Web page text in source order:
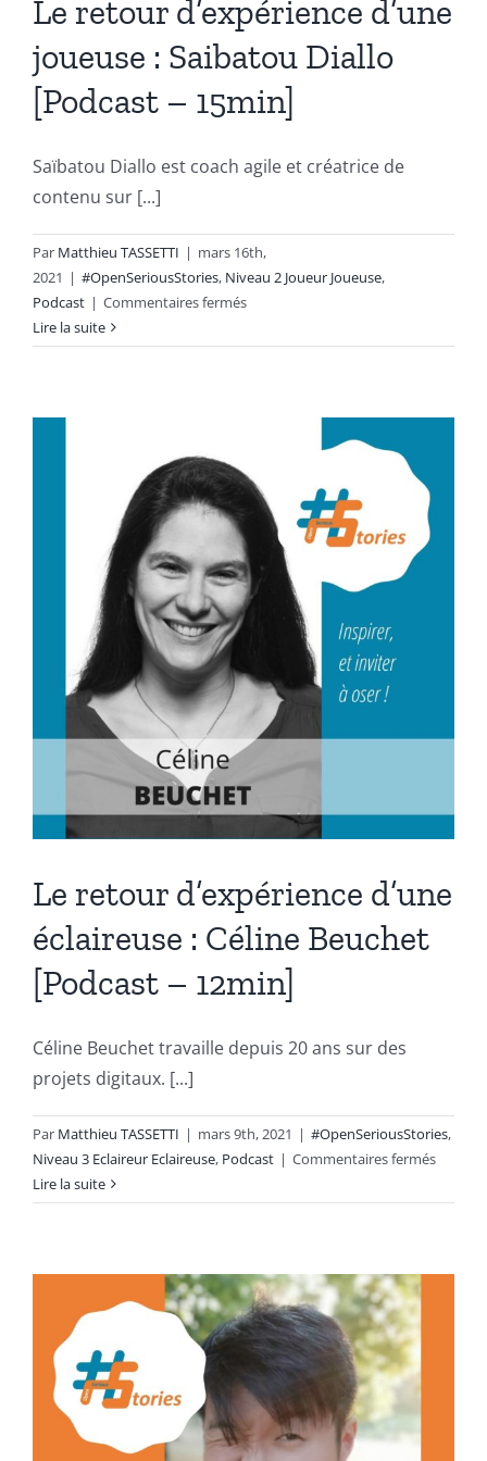
Le retour d’expérience d’une
joueuse : Saibatou Diallo
[Podcast – 15min]
Saïbatou Diallo est coach agile et créatrice de
contenu sur [...]
Par Matthieu TASSETTI | mars 16th,
2021 | #OpenSeriousStories, Niveau 2 Joueur Joueuse,
Podcast | Commentaires ferméssur
retour
Saibatou
Diallo
[Podcast
15min]
Lire la suite
Le retour d’expérience d’une
éclaireuse : Céline Beuchet
[Podcast – 12min]
Céline Beuchet travaille depuis 20 ans sur des
projets digitaux. [...]
Par Matthieu TASSETTI | mars 9th, 2021 | #OpenSeriousStories,
Niveau 3 Eclaireur Eclaireuse, Podcast | Commentaires ferméssur
retour
Lire la suite